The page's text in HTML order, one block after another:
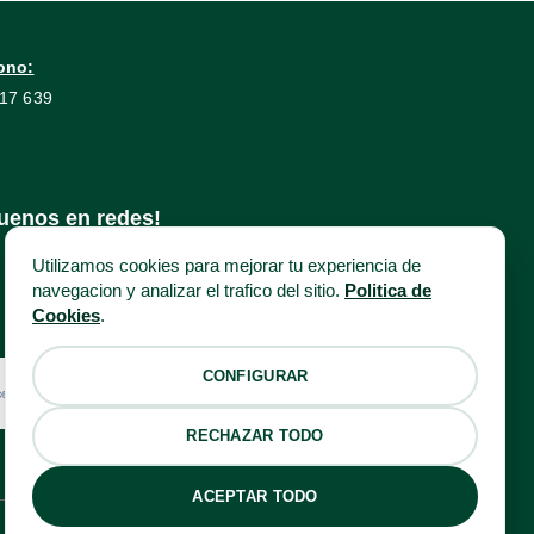
Utilizamos cookies para mejorar tu experiencia de
navegacion y analizar el trafico del sitio. Politica de
Cookies.
CONFIGURAR
RECHAZAR TODO
ACEPTAR TODO
639
en redes!